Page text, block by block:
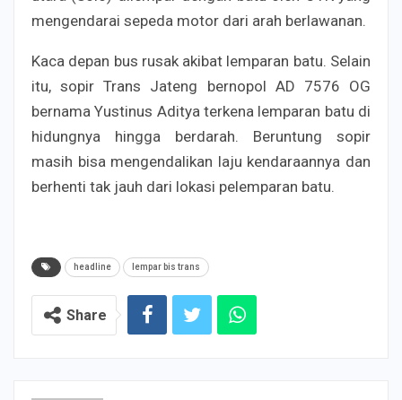
mengendarai sepeda motor dari arah berlawanan.
Kaca depan bus rusak akibat lemparan batu. Selain
itu, sopir Trans Jateng bernopol AD 7576 OG
bernama Yustinus Aditya terkena lemparan batu di
hidungnya hingga berdarah. Beruntung sopir
masih bisa mengendalikan laju kendaraannya dan
berhenti tak jauh dari lokasi pelemparan batu.
headline lempar bis trans
Share